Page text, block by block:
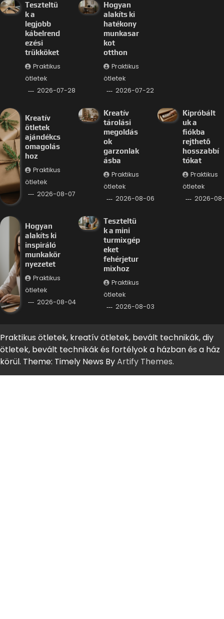
Teszteltü
k a
legjobb
kábelrend
ezési
trükköket
Praktikus
ötletek
2026-07-28
Hogyan
alakíts ki
hatékony
munkasar
kot
otthon
Praktikus
ötletek
2026-07-22
Kreatív
ötletek
ajándékcs
omagolás
hoz
Praktikus
ötletek
2026-08-07
Kreatív
tárolási
megoldás
ok
garzonlak
ásba
Praktikus
ötletek
2026-08-06
Kipróbált
uk a
fiókba
rejthető
hosszabbí
tókat
Praktikus
ötletek
2026-
Hogyan
alakíts ki
inspiráló
munkakör
nyezetet
Praktikus
ötletek
2026-08-04
Teszteltü
k a mini
turmixgép
eket
fehérjetur
mixhoz
Praktikus
ötletek
2026-08-03
Praktikus ötletek, kreatív ötletek, bevált technikák, diy
ötletek, bevált technikák és fortélyok a házban és a ház
körül. Theme: Timely News ByArtify Themes.